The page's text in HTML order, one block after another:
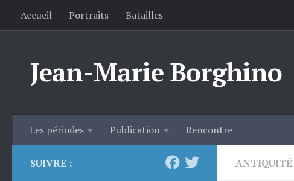
Skip to content
Accueil Portraits Batailles
Jean-Marie Borghino
Les périodes Publication Rencontre
ANTIQUITÉ
SUIVRE :